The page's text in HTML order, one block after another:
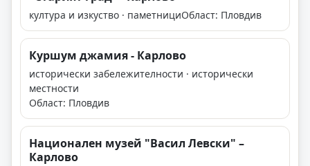
култура и изкуство · паметнициОбласт: Пловдив
Куршум джамия - Карлово
исторически забележителности · исторически
местности
Област: Пловдив
Национален музей "Васил Левски" –
Карлово